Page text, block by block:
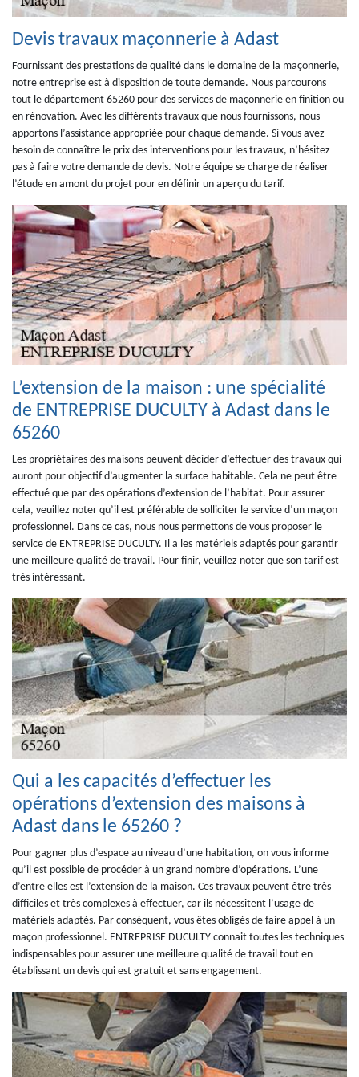
Devis travaux maçonnerie à Adast
Fournissant des prestations de qualité dans le domaine de la maçonnerie,
notre entreprise est à disposition de toute demande. Nous parcourons
tout le département 65260 pour des services de maçonnerie en finition ou
en rénovation. Avec les différents travaux que nous fournissons, nous
apportons l’assistance appropriée pour chaque demande. Si vous avez
besoin de connaître le prix des interventions pour les travaux, n’hésitez
pas à faire votre demande de devis. Notre équipe se charge de réaliser
l’étude en amont du projet pour en définir un aperçu du tarif.
L’extension de la maison : une spécialité
de ENTREPRISE DUCULTY à Adast dans le
65260
Les propriétaires des maisons peuvent décider d’effectuer des travaux qui
auront pour objectif d’augmenter la surface habitable. Cela ne peut être
effectué que par des opérations d’extension de l’habitat. Pour assurer
cela, veuillez noter qu’il est préférable de solliciter le service d’un maçon
professionnel. Dans ce cas, nous nous permettons de vous proposer le
service de ENTREPRISE DUCULTY. Il a les matériels adaptés pour garantir
une meilleure qualité de travail. Pour finir, veuillez noter que son tarif est
très intéressant.
Qui a les capacités d’effectuer les
opérations d’extension des maisons à
Adast dans le 65260 ?
Pour gagner plus d’espace au niveau d’une habitation, on vous informe
qu’il est possible de procéder à un grand nombre d’opérations. L’une
d’entre elles est l’extension de la maison. Ces travaux peuvent être très
difficiles et très complexes à effectuer, car ils nécessitent l’usage de
matériels adaptés. Par conséquent, vous êtes obligés de faire appel à un
maçon professionnel. ENTREPRISE DUCULTY connait toutes les techniques
indispensables pour assurer une meilleure qualité de travail tout en
établissant un devis qui est gratuit et sans engagement.